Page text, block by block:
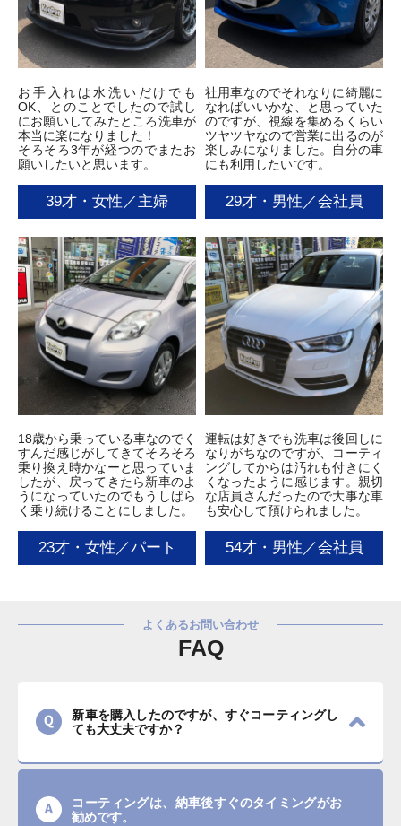
お手入れは水洗いだけでも
OK、とのことでしたので試し
にお願いしてみたところ洗車が
本当に楽になりました！
そろそろ3年が経つのでまたお
願いしたいと思います。
39才・女性／主婦
社用車なのでそれなりに綺麗に
なればいいかな、と思っていた
のですが、視線を集めるくらい
ツヤツヤなので営業に出るのが
楽しみになりました。自分の車
にも利用したいです。
29才・男性／会社員
18歳から乗っている車なのでく
すんだ感じがしてきてそろそろ
乗り換え時かなーと思っていま
したが、戻ってきたら新車のよ
うになっていたのでもうしばら
く乗り続けることにしました。
23才・女性／パート
運転は好きでも洗車は後回しに
なりがちなのですが、コーティ
ングしてからは汚れも付きにく
くなったように感じます。親切
な店員さんだったので大事な車
も安心して預けられました。
54才・男性／会社員
よくあるお問い合わせ
FAQ
新車を購入したのですが、すぐコーティングし
ても大丈夫ですか？
コーティングは、納車後すぐのタイミングがお
勧めです。